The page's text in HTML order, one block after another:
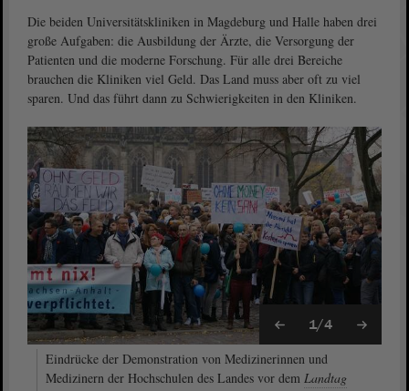
Die beiden Universitätskliniken in Magdeburg und Halle haben drei
große Aufgaben: die Ausbildung der Ärzte, die Versorgung der
Patienten und die moderne Forschung. Für alle drei Bereiche
brauchen die Kliniken viel Geld. Das Land muss aber oft zu viel
sparen. Und das führt dann zu Schwierigkeiten in den Kliniken.
1/4
Eindrücke der Demonstration von Medizinerinnen und
Medizinern der Hochschulen des Landes vor dem Landtag